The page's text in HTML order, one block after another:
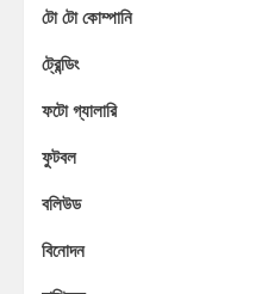
টো টো কোম্পানি
ট্রেন্ডিং
ফটো গ্যালারি
ফুটবল
বলিউড
বিনোদন